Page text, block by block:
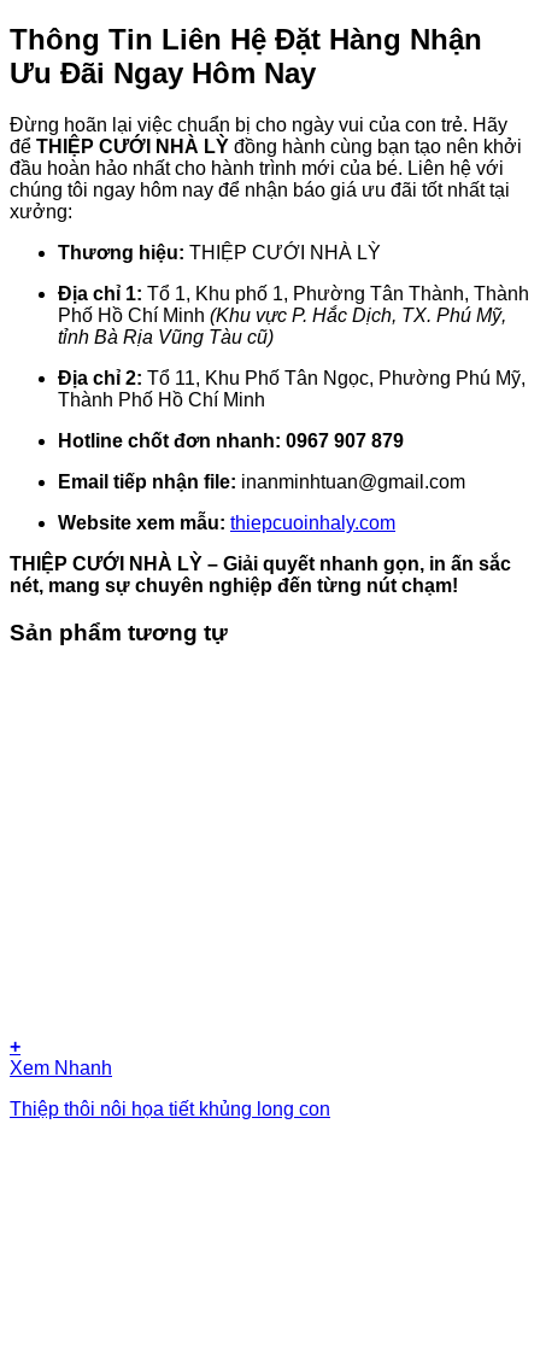
Thông Tin Liên Hệ Đặt Hàng Nhận
Ưu Đãi Ngay Hôm Nay
Đừng hoãn lại việc chuẩn bị cho ngày vui của con trẻ. Hãy
để THIỆP CƯỚI NHÀ LỲ đồng hành cùng bạn tạo nên khởi
đầu hoàn hảo nhất cho hành trình mới của bé. Liên hệ với
chúng tôi ngay hôm nay để nhận báo giá ưu đãi tốt nhất tại
xưởng:
Thương hiệu: THIỆP CƯỚI NHÀ LỲ
Địa chỉ 1: Tổ 1, Khu phố 1, Phường Tân Thành, Thành
Phố Hồ Chí Minh (Khu vực P. Hắc Dịch, TX. Phú Mỹ,
tỉnh Bà Rịa Vũng Tàu cũ)
Địa chỉ 2: Tổ 11, Khu Phố Tân Ngọc, Phường Phú Mỹ,
Thành Phố Hồ Chí Minh
Hotline chốt đơn nhanh: 0967 907 879
Email tiếp nhận file: inanminhtuan@gmail.com
Website xem mẫu: thiepcuoinhaly.com
THIỆP CƯỚI NHÀ LỲ – Giải quyết nhanh gọn, in ấn sắc
nét, mang sự chuyên nghiệp đến từng nút chạm!
Sản phẩm tương tự
+
Xem Nhanh
Thiệp thôi nôi họa tiết khủng long con